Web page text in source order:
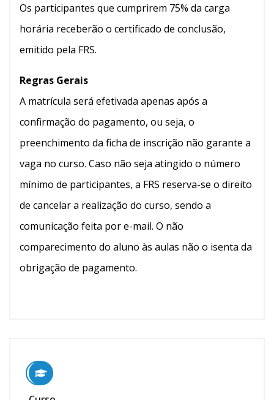
Os participantes que cumprirem 75% da carga
horária receberão o certificado de conclusão,
emitido pela FRS.
Regras Gerais
A matrícula será efetivada apenas após a
confirmação do pagamento, ou seja, o
preenchimento da ficha de inscrição não garante a
vaga no curso. Caso não seja atingido o número
mínimo de participantes, a FRS reserva-se o direito
de cancelar a realização do curso, sendo a
comunicação feita por e-mail. O não
comparecimento do aluno às aulas não o isenta da
obrigação de pagamento.